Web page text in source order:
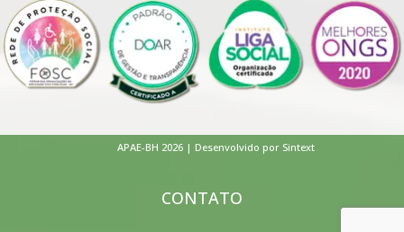
APAE-BH 2026 | Desenvolvido por Sintext
CONTATO